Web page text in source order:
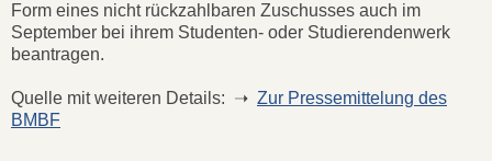
Form eines nicht rückzahlbaren Zuschusses auch im
September bei ihrem Studenten- oder Studierendenwerk
beantragen.
Quelle mit weiteren Details: ➝ Zur Pressemittelung des
BMBF